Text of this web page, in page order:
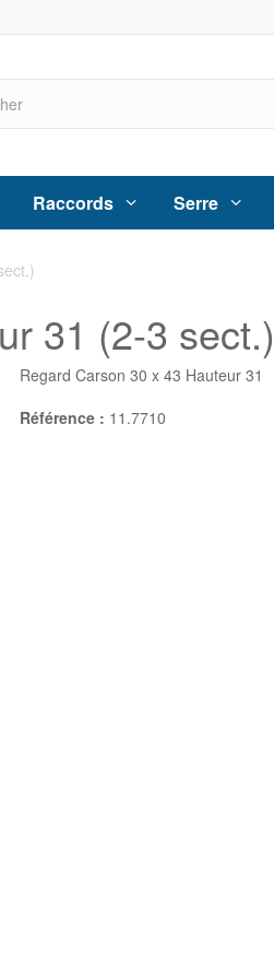
Raccords Serre
31 (2-3 sect.)
Regard Carson 30 x 43 Hauteur 31
Référence : 11.7710